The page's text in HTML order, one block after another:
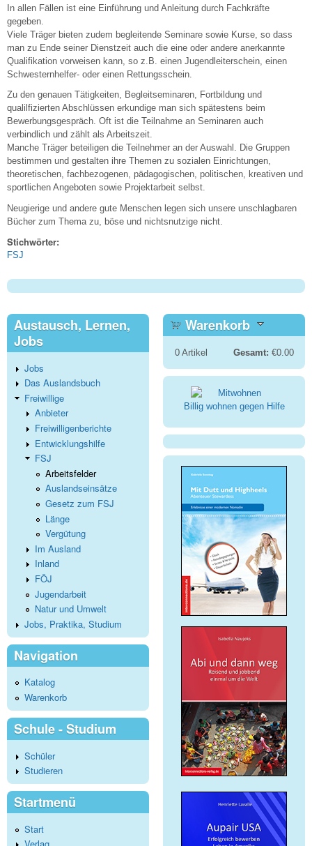
In allen Fällen ist eine Einführung und Anleitung durch Fachkräfte
gegeben.
Viele Träger bieten zudem begleitende Seminare sowie Kurse, so dass
man zu Ende seiner Dienstzeit auch die eine oder andere anerkannte
Qualifikation vorweisen kann, so z.B. einen Jugendleiterschein, einen
Schwesternhelfer- oder einen Rettungsschein.
Zu den genauen Tätigkeiten, Begleitseminaren, Fortbildung und
qualilfizierten Abschlüssen erkundige man sich spätestens beim
Bewerbungsgespräch. Oft ist die Teilnahme an Seminaren auch
verbindlich und zählt als Arbeitszeit.
Manche Träger beteiligen die Teilnehmer an der Auswahl. Die Gruppen
bestimmen und gestalten ihre Themen zu sozialen Einrichtungen,
theoretischen, fachbezogenen, pädagogischen, politischen, kreativen und
sportlichen Angeboten sowie Projektarbeit selbst.
Neugierige und andere gute Menschen legen sich unsere unschlagbaren
Bücher zum Thema zu, böse und nichtsnutzige nicht.
Stichwörter:
FSJ
Austausch, Lernen,
Jobs
Jobs
Das Auslandsbuch
Freiwillige
Anbieter
Freiwilligenberichte
Entwicklungshilfe
FSJ
Arbeitsfelder
Auslandseinsätze
Gesetz zum FSJ
Länge
Vergütung
Im Ausland
Inland
FÖJ
Jugendarbeit
Natur und Umwelt
Jobs, Praktika, Studium
Navigation
Katalog
Warenkorb
Schule - Studium
Schüler
Studieren
Startmenü
Start
Warenkorb
0Artikel Gesamt: €0.00
Billig wohnen gegen Hilfe